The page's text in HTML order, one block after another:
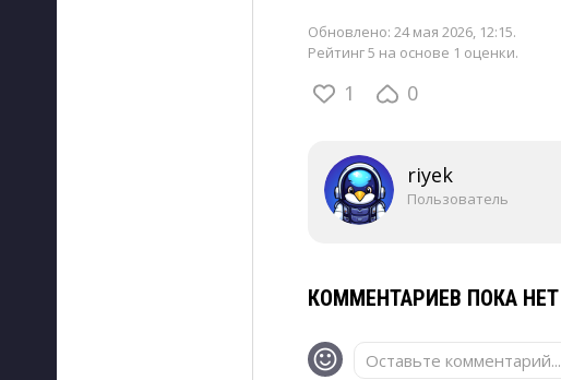
Обновлено: 24 мая 2026, 12:15.
Рейтинг 5 на основе 1 оценки.
1 0
riyek
Пользователь
КОММЕНТАРИЕВ ПОКА НЕТ
Оставьте комментарий...